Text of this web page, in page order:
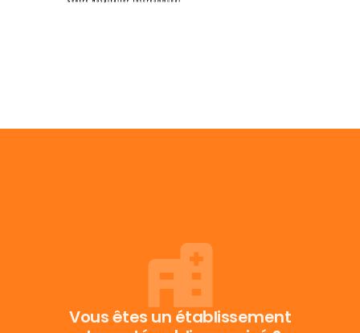
Vous êtes un établissement